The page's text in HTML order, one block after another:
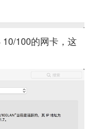
100的网卡，这